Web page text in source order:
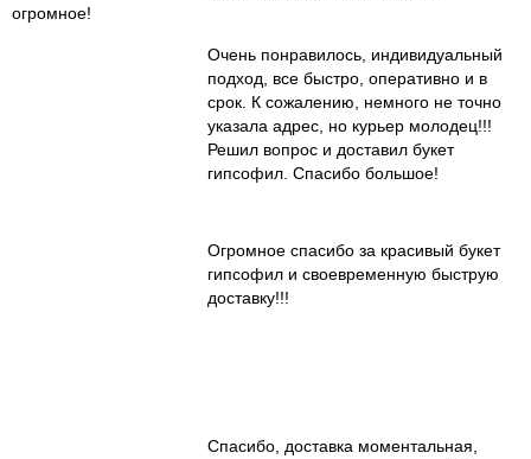
огромное!
Очень понравилось, индивидуальный
подход, все быстро, оперативно и в
срок. К сожалению, немного не точно
указала адрес, но курьер молодец!!!
Решил вопрос и доставил букет
гипсофил. Спасибо большое!
Огромное спасибо за красивый букет
гипсофил и своевременную быструю
доставку!!!
Спасибо, доставка моментальная,